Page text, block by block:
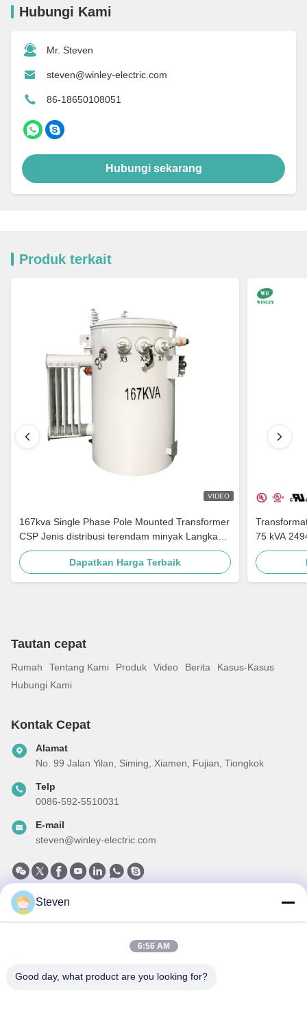
Hubungi Kami
Mr. Steven
steven@winley-electric.com
86-18650108051
Hubungi sekarang
Produk terkait
VIDEO
167kva Single Phase Pole Mounted Transformer
CSP Jenis distribusi terendam minyak Langkah
Turun 4160v Ke 480v
Dapatkan Harga Terbaik
75 kVA
Untuk
Tautan cepat
Rumah Tentang Kami Produk Video Berita
Kasus-Kasus
Hubungi Kami
Kontak Cepat
Alamat
No. 99 Jalan Yilan, Siming, Xiamen, Fujian, Tiongkok
Telp
0086-592-5510031
E-mail
steven@winley-electric.com
Surat Kabar Kami
Langganan buletin kami untuk diskon dan banyak lagi.
Steven
6:56 AM
Good day, what product are you looking for?